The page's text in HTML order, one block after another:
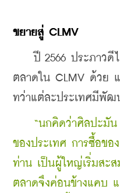
ขยายสู่ CLMV
ปี 2566 ประภาวดีไ
ตลาดใน CLMV ด้วย
ทว่าแต่ละประเทศมีพัฒ
“นกคิดว่าศิลปะมัน
ของประเทศ การซื้อขอ
ท่าน เป็นผู้ใหญ่เริ่มสะส
ตลาดจึงค่อนข้างแคบ